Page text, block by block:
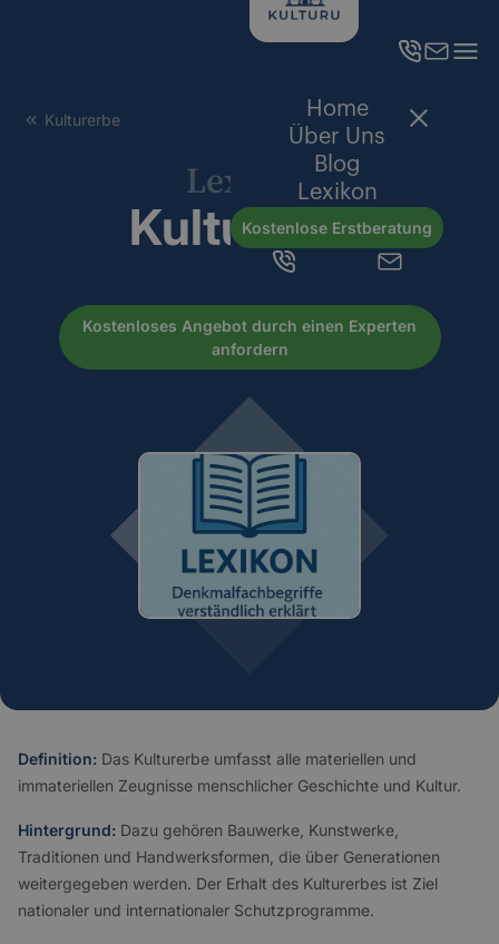
Home
Über Uns
Blog
Lexikon
Kostenlose Erstberatung
Kulturerbe
Lexikon
Kulturerbe
Kostenloses Angebot durch einen Experten
anfordern
Definition: Das Kulturerbe umfasst alle materiellen und
immateriellen Zeugnisse menschlicher Geschichte und Kultur.
Hintergrund: Dazu gehören Bauwerke, Kunstwerke,
Traditionen und Handwerksformen, die über Generationen
weitergegeben werden. Der Erhalt des Kulturerbes ist Ziel
nationaler und internationaler Schutzprogramme.